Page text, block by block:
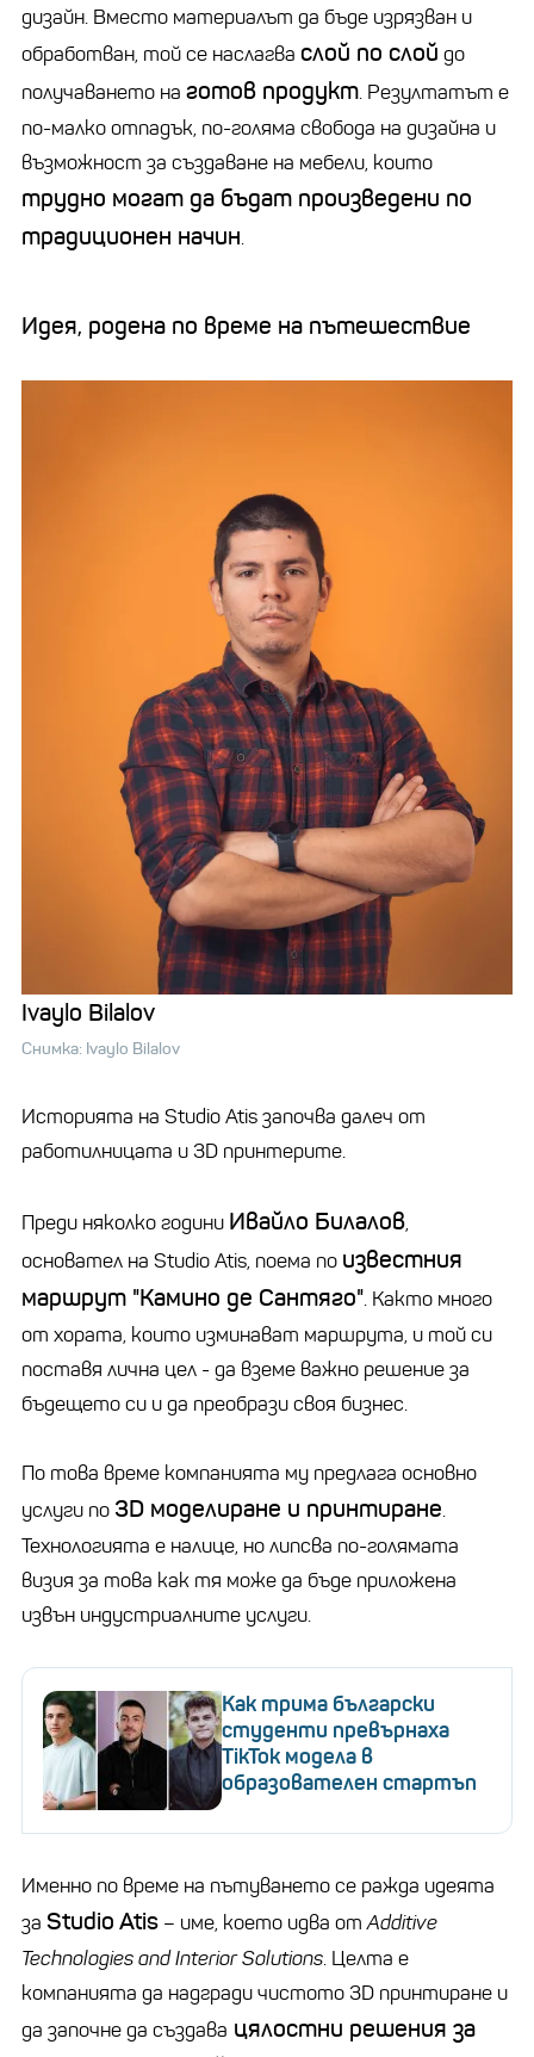
дизайн. Вместо материалът да бъде изрязван и
обработван, той се наслагва слой по слой до
получаването на готов продукт. Резултатът е
по-малко отпадък, по-голяма свобода на дизайна и
възможност за създаване на мебели, които
трудно могат да бъдат произведени по
традиционен начин.
Идея, родена по време на пътешествие
Ivaylo Bilalov
Снимка: Ivaylo Bilalov
Историята на Studio Atis започва далеч от
работилницата и 3D принтерите.
Преди няколко години Ивайло Билалов,
основател на Studio Atis, поема по известния
маршрут "Камино де Сантяго". Както много
от хората, които изминават маршрута, и той си
поставя лична цел - да вземе важно решение за
бъдещето си и да преобрази своя бизнес.
По това време компанията му предлага основно
услуги по 3D моделиране и принтиране.
Технологията е налице, но липсва по-голямата
визия за това как тя може да бъде приложена
извън индустриалните услуги.
Как трима български
студенти превърнаха
TikTok модела в
образователен стартъп
Именно по време на пътуването се ражда идеята
за Studio Atis – име, което идва отAdditive
Technologies and Interior Solutions. Целта е
компанията да надгради чистото 3D принтиране и
да започне да създава цялостни решения за